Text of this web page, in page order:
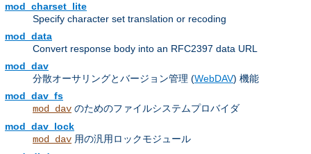
mod_charset_lite
Specify character set translation or recoding
mod_data
Convert response body into an RFC2397 data URL
mod_dav
分散オーサリングとバージョン管理 (WebDAV) 機能
mod_dav_fs
mod_dav のためのファイルシステムプロバイダ
mod_dav_lock
mod_dav 用の汎用ロックモジュール